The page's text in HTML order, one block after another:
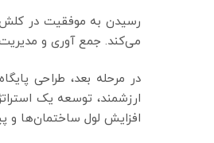
رسیدن به موفقیت در کلش
می‌کند. جمع آوری و مدیریت
در مرحله بعد، طراحی
ارزشمند، توسعه یک
افزایش لول ساختمان‌ها و